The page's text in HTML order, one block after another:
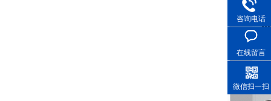
咨询电话
在线留言
微信扫一扫